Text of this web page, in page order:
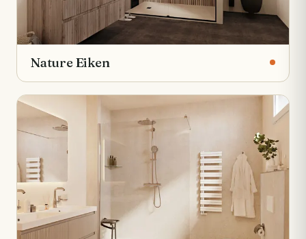
Nature Eiken